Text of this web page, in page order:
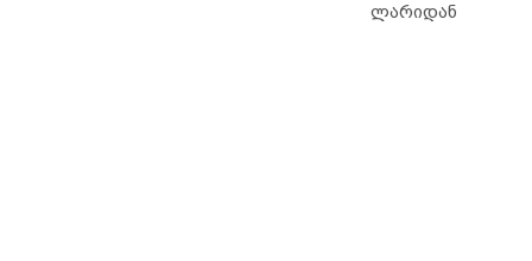
ლარიდან